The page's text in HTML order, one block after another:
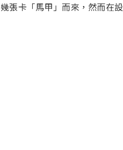
張卡「馬甲」而來，然而在